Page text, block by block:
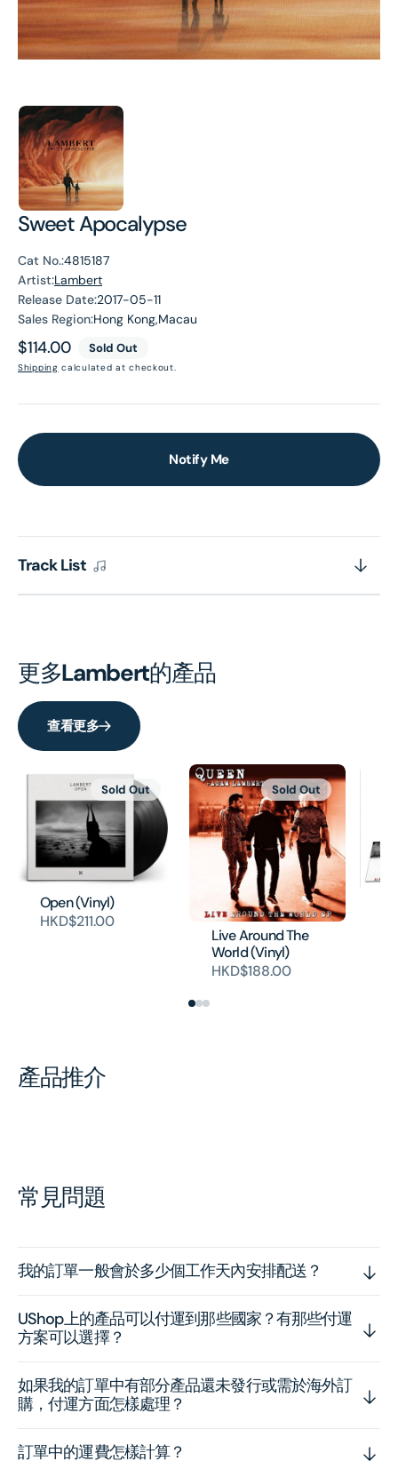
Sweet Apocalypse
Cat No.:4815187
Artist:Lambert
Release Date:2017-05-11
Sales Region:Hong Kong,Macau
Regular
price
$114.00 Sold Out
Shipping calculated at checkout.
Notify Me
Track List
更多Lambert的產品
查看更多
Open (Vinyl)
HKD$211.00
Sold Out
Live Around The
World (Vinyl)
HKD$188.00
Sold Out
產品推介
常見問題
我的訂單一般會於多少個工作天內安排配送？
UShop上的產品可以付運到那些國家？有那些付運
方案可以選擇？
如果我的訂單中有部分產品還未發行或需於海外訂
購，付運方面怎樣處理？
訂單中的運費怎樣計算？